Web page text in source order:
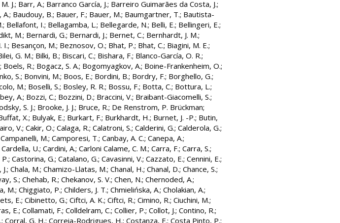
J.; Barr, A.; Barranco García, J.; Barreiro Guimarães da Costa, J.;
A.; Baudouy, B.; Bauer, F.; Bauer, M.; Baumgartner, T.; Bautista-
; Bellafont, I.; Bellagamba, L.; Bellegarde, N.; Belli, E.; Bellingeri, E.;
M.; Bernardi, G.; Bernardi, J.; Bernet, C.; Bernhardt, J. M.;
I.; Besançon, M.; Beznosov, O.; Bhat, P.; Bhat, C.; Biagini, M. E.;
G. M.; Bilki, B.; Biscari, C.; Bishara, F.; Blanco-García, O. R.;
; Boels, R.; Bogacz, S. A.; Bogomyagkov, A.; Boine-Frankenheim, O.;
S.; Bonvini, M.; Boos, E.; Bordini, B.; Bordry, F.; Borghello, G.;
M.; Boselli, S.; Bosley, R. R.; Bossu, F.; Botta, C.; Bottura, L.;
A.; Bozzi, C.; Bozzini, D.; Braccini, V.; Braibant-Giacomelli, S.;
S. J.; Brooke, J. J.; Bruce, R.; De Renstrom, P. Brückman;
X.; Bulyak, E.; Burkart, F.; Burkhardt, H.; Burnet, J. -P.; Butin,
V.; Cakir, O.; Calaga, R.; Calatroni, S.; Calderini, G.; Calderola, G.;
Campanelli, M.; Camporesi, T.; Canbay, A. C.; Canepa, A.;
Cardella, U.; Cardini, A.; Carloni Calame, C. M.; Carra, F.; Carra, S.;
; Castorina, G.; Catalano, G.; Cavasinni, V.; Cazzato, E.; Cennini, E.;
; Chala, M.; Chamizo-Llatas, M.; Chanal, H.; Chanal, D.; Chance, S.;
S.; Chehab, R.; Chekanov, S. V.; Chen, N.; Chernoded, A.;
M.; Chiggiato, P.; Childers, J. T.; Chmielińska, A.; Cholakian, A.;
E.; Cibinetto, G.; Ciftci, A. K.; Ciftci, R.; Cimino, R.; Ciuchini, M.;
E.; Collamati, F.; Colldelram, C.; Collier, P.; Collot, J.; Contino, R.;
; Corral, G. H.; Correia-Rodrigues, H.; Costanza, F.; Costa Pinto, P.;